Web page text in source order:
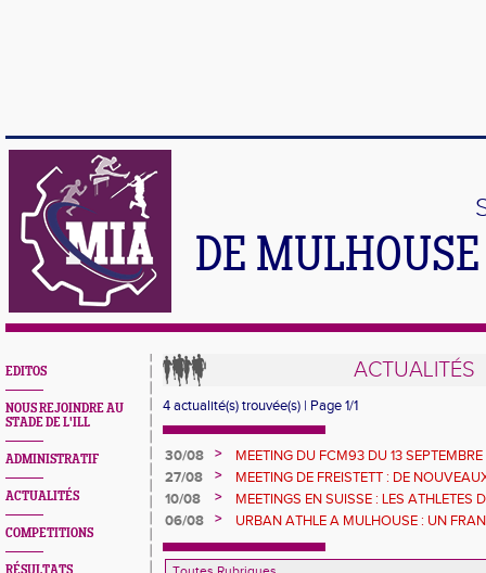
DE
EDITOS
NOUS REJOINDRE AU
STADE DE L'ILL
ADMINISTRATIF
ACTUALITÉS
COMPETITIONS
ACTUALITÉS
4 actualité(s) trouvée(s) | Page 1/1
30/08 >
MEETING DU FCM93 DU 13
PRIMÉES
27/08 >
MEETING DE FREISTETT : DE
10/08
>
MEETINGS EN SUISSE : LES ATHLETES
06/08
> URBAN ATHLE A MULHOUSE : UN